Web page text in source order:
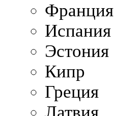
Франция
Испания
Эстония
Кипр
Греция